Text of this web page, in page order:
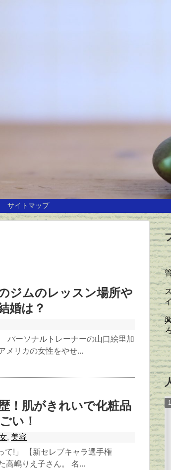
サイトマップ
ジムのレッスン場所や
婚は？
パーソナルトレーナーの山口絵里加
メリカの女性をやせ...
！肌がきれいで化粧品
い！
, 美容
て!」 【新セレブキャラ選手権
高嶋りえ子さん。 名...